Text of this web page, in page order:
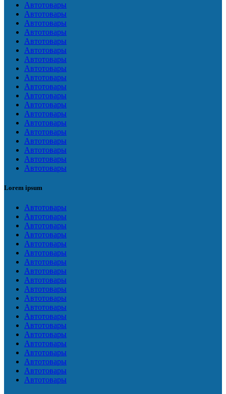
Автотовары
Автотовары
Автотовары
Автотовары
Автотовары
Автотовары
Автотовары
Автотовары
Автотовары
Автотовары
Автотовары
Автотовары
Автотовары
Автотовары
Автотовары
Автотовары
Автотовары
Автотовары
Автотовары
Lorem ipsum
Автотовары
Автотовары
Автотовары
Автотовары
Автотовары
Автотовары
Автотовары
Автотовары
Автотовары
Автотовары
Автотовары
Автотовары
Автотовары
Автотовары
Автотовары
Автотовары
Автотовары
Автотовары
Автотовары
Автотовары